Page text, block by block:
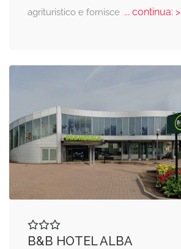
agrituristico e fornisce... continua: >
B&B HOTEL ALBA